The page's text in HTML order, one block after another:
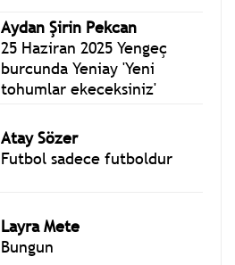
Aydan Şirin Pekcan
25 Haziran 2025 Yengeç
burcunda Yeniay 'Yeni
tohumlar ekeceksiniz'
Atay Sözer
Futbol sadece futboldur
Layra Mete
Bungun